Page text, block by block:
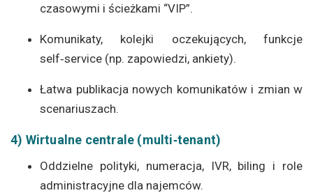
czasowymi i ścieżkami “VIP”.
Komunikaty, kolejki oczekujących, funkcje
self‑service (np. zapowiedzi, ankiety).
Łatwa publikacja nowych komunikatów i zmian w
scenariuszach.
4) Wirtualne centrale (multi‑tenant)
Oddzielne polityki, numeracja, IVR, biling i role
administracyjne dla najemców.